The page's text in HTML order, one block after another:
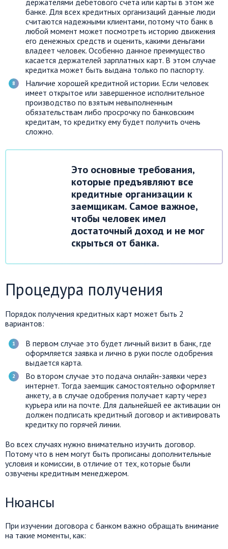
держателями дебетового счета или карты в этом же
банке. Для всех кредитных организаций данные люди
считаются надежными клиентами, потому что банк в
любой момент может посмотреть историю движения
его денежных средств и оценить, какими деньгами
владеет человек. Особенно данное преимущество
касается держателей зарплатных карт. В этом случае
кредитка может быть выдана только по паспорту.
Наличие хорошей кредитной истории. Если человек
имеет открытое или завершенное исполнительное
производство по взятым невыполненным
обязательствам либо просрочку по банковским
кредитам, то кредитку ему будет получить очень
сложно.
Это основные требования,
которые предъявляют все
кредитные организации к
заемщикам. Самое важное,
чтобы человек имел
достаточный доход и не мог
скрыться от банка.
Процедура получения
Порядок получения кредитных карт может быть 2
вариантов:
В первом случае это будет личный визит в банк, где
оформляется заявка и лично в руки после одобрения
выдается карта.
Во втором случае это подача онлайн-заявки через
интернет. Тогда заемщик самостоятельно оформляет
анкету, а в случае одобрения получает карту через
курьера или на почте. Для дальнейшей ее активации он
должен подписать кредитный договор и активировать
кредитку по горячей линии.
Во всех случаях нужно внимательно изучить договор.
Потому что в нем могут быть прописаны дополнительные
условия и комиссии, в отличие от тех, которые были
озвучены кредитным менеджером.
Нюансы
При изучении договора с банком важно обращать внимание
на такие моменты, как: